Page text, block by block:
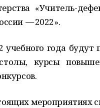
«Учитель-
—2022».
учебного года
курсы
мероприятиях